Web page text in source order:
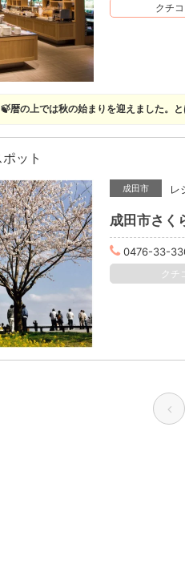
クチ
暦の上では秋の始まりを迎えました。
ット
成田市 レ
成田市さく
0476-33-
クチ